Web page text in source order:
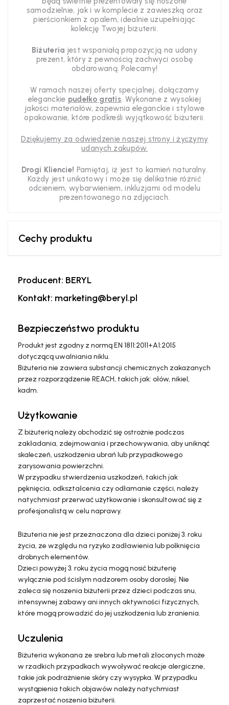
samodzielnie, jak i w komplecie z zawieszką oraz
pierścionkiem z opalem, idealnie uzupełniając
kolekcję Twojej biżuterii.
Biżuteria jest wspaniałą propozycją na udany
prezent, który z pewnością zachwyci osobę
obdarowaną. Polecamy!
W ramach naszej oferty specjalnej, dołączamy
eleganckie pudełko gratis. Wykonane z wysokiej
jakości materiałów, zapewnia eleganckie i stylowe
opakowanie, które podkreśli wyjątkowość biżuterii.
Dziękujemy za odwiedzenie naszej strony i życzymy
udanych zakupów.
Drogi Kliencie! Pamiętaj, iż jest to kamień naturalny.
Każdy jest unikatowy i może się delikatnie różnić
odcieniem, wybarwieniem, inkluzjami od modelu
prezentowanego na zdjęciach.
Cechy produktu
Producent: BERYL
Kontakt: marketing@beryl.pl
Bezpieczeństwo produktu
Produkt jest zgodny z normą EN 1811:2011+A1:2015
dotyczącą uwalniania niklu.
Biżuteria nie zawiera substancji chemicznych zakazanych
przez rozporządzenie REACH, takich jak: ołów, nikiel,
kadm.
Użytkowanie
Z biżuterią należy obchodzić się ostrożnie podczas
zakładania, zdejmowania i przechowywania, aby uniknąć
skaleczeń, uszkodzenia ubrań lub przypadkowego
zarysowania powierzchni.
W przypadku stwierdzenia uszkodzeń, takich jak
pęknięcia, odkształcenia czy odłamanie części, należy
natychmiast przerwać użytkowanie i skonsultować się z
profesjonalistą w celu naprawy.
Biżuteria nie jest przeznaczona dla dzieci poniżej 3. roku
życia, ze względu na ryzyko zadławienia lub połknięcia
drobnych elementów.
Dzieci powyżej 3. roku życia mogą nosić biżuterię
wyłącznie pod ścisłym nadzorem osoby dorosłej. Nie
zaleca się noszenia biżuterii przez dzieci podczas snu,
intensywnej zabawy ani innych aktywności fizycznych,
które mogą prowadzić do jej uszkodzenia lub zranienia.
Uczulenia
Biżuteria wykonana ze srebra lub metali złoconych może
w rzadkich przypadkach wywoływać reakcje alergiczne,
takie jak podrażnienie skóry czy wysypka. W przypadku
wystąpienia takich objawów należy natychmiast
zaprzestać noszenia biżuterii.